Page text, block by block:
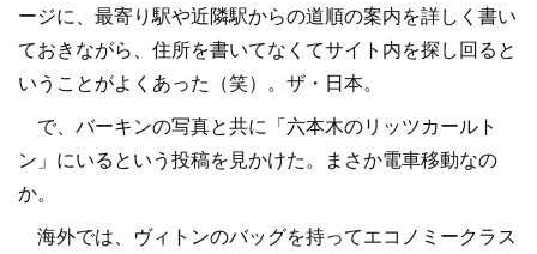
ージに、最寄り駅や近隣駅からの道順の案内を詳しく書い
ておきながら、住所を書いてなくてサイト内を探し回ると
いうことがよくあった（笑）。ザ・日本。
で、バーキンの写真と共に「六本木のリッツカールト
ン」にいるという投稿を見かけた。まさか電車移動なの
か。
海外では、ヴィトンのバッグを持ってエコノミークラス